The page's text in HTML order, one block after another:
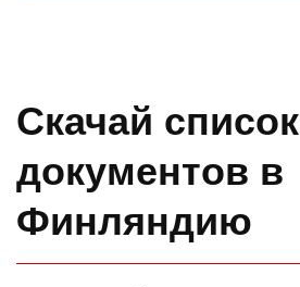
Скачай список
документов в
Финляндию